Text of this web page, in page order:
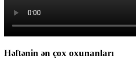
Həftənin ən çox oxunanları